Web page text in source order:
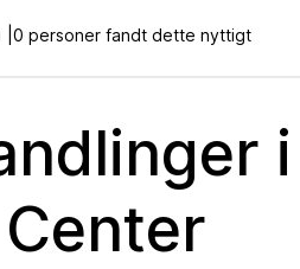
0 personer fandt dette nyttigt